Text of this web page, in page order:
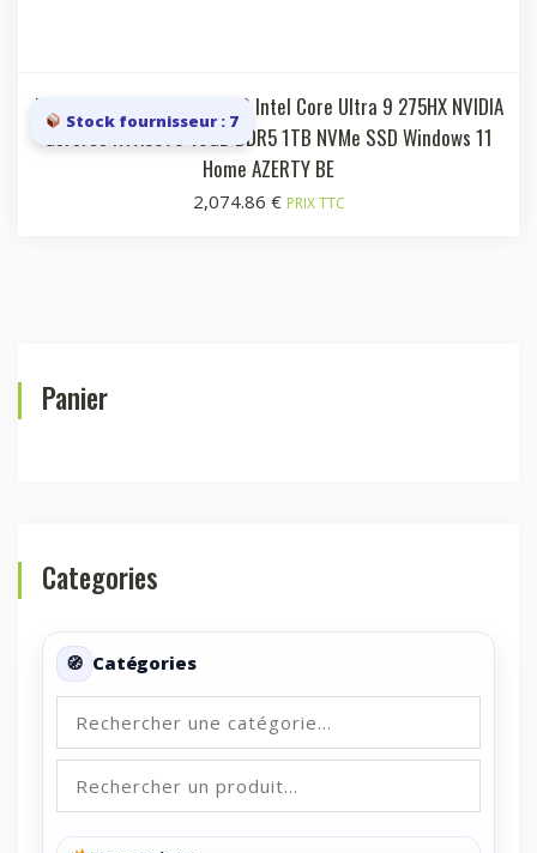
Laptop 16i QHD+ 240Hz IPS Intel Core Ultra 9 275HX NVIDIA
GeForce RTX5070 16GB DDR5 1TB NVMe SSD Windows 11
Home AZERTY BE
2,074.86 € PRIX TTC
Stock fournisseur : 7
Panier
Categories
Catégories